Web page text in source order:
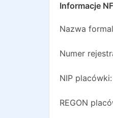
Informacje
Nazwa
Numer
NIP placówki:
REGON